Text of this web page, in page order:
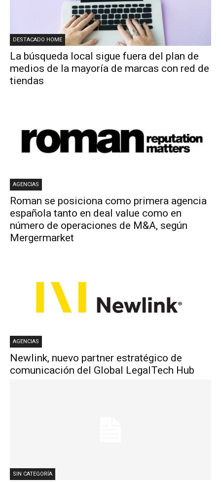
DESTACADO HOME
La búsqueda local sigue fuera del plan de
medios de la mayoría de marcas con red de
tiendas
AGENCIAS
Roman se posiciona como primera agencia
española tanto en deal value como en
número de operaciones de M&A, según
Mergermarket
AGENCIAS
Newlink, nuevo partner estratégico de
comunicación del Global LegalTech Hub
SIN CATEGORÍA